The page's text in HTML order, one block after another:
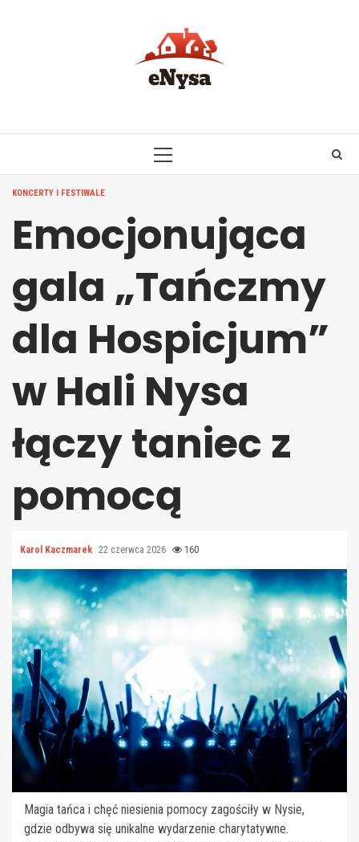
PRIMARY
KONCERTY I FESTIWALE
Emocjonująca
gala „Tańczmy
dla Hospicjum”
w Hali Nysa
łączy taniec z
pomocą
Karol Kaczmarek 22 czerwca 2026 160
Magia tańca i chęć niesienia pomocy zagościły w Nysie,
gdzie odbywa się unikalne wydarzenie charytatywne.